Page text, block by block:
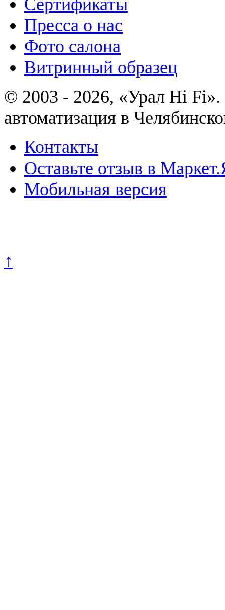
Пресса о нас
Фото салона
Витринный образец
© 2003 - 2026, «Урал Hi
автоматизация в
Контакты
Оставьте отзыв в
Мобильная версия
↑